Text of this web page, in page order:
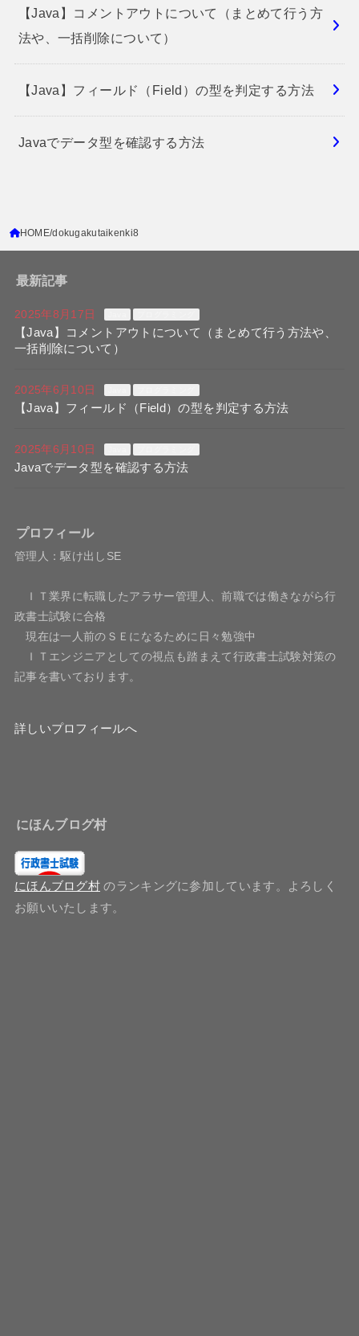
【Java】コメントアウトについて（まとめて行う方
法や、一括削除について）
【Java】フィールド（Field）の型を判定する方法
Javaでデータ型を確認する方法
HOME dokugakutaikenki8
最新記事
2025年8月17日
【Java】コメントアウトについて（まとめて行う方法や、
一括削除について）
2025年6月10日
【Java】フィールド（Field）の型を判定する方法
2025年6月10日
Javaでデータ型を確認する方法
プロフィール
管理人：駆け出しSE
ＩＴ業界に転職したアラサー管理人、前職では働きながら行
政書士試験に合格
現在は一人前のＳＥになるために日々勉強中
ＩＴエンジニアとしての視点も踏まえて行政書士試験対策の
記事を書いております。
詳しいプロフィールへ
にほんブログ村
にほんブログ村 のランキングに参加しています。よろしく
お願いいたします。